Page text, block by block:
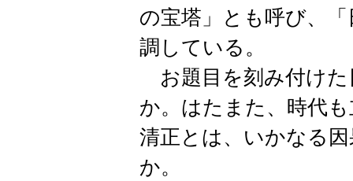
の宝塔」とも呼び、
調している。
お題目を刻み付けた
か。はたまた、時代
清正とは、いかなる
か。